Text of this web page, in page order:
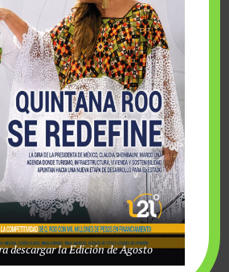
Make-A-Wish México unieron
el deseo de una …
descargar la Edición de Agosto